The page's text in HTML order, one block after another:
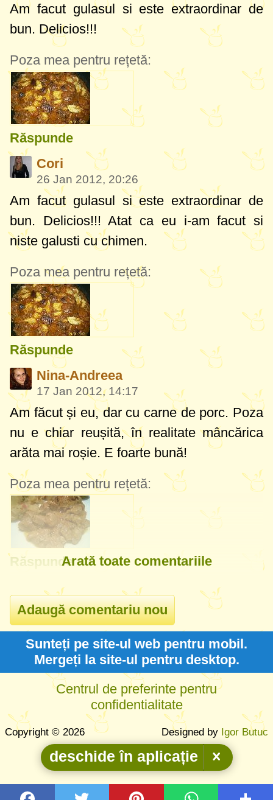
Am facut gulasul si este extraordinar de
bun. Delicios!!!
Poza mea pentru rețetă:
Răspunde
Cori
26 Jan 2012, 20:26
Am facut gulasul si este extraordinar de
bun. Delicios!!! Atat ca eu i-am facut si
niste galusti cu chimen.
Poza mea pentru rețetă:
Răspunde
Nina-Andreea
17 Jan 2012, 14:17
Am făcut și eu, dar cu carne de porc. Poza
nu e chiar reușită, în realitate mâncărica
arăta mai roșie. E foarte bună!
Poza mea pentru rețetă:
RăspundeArată toate comentariile
Sunteți pe site-ul web pentru mobil.
Mergeți la site-ul pentru desktop.
Centrul de preferinte pentru
confidentialitate
Copyright © 2026 Designed by Igor Butuc
deschide în aplicație